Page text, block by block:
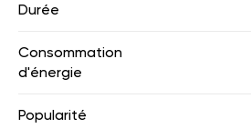
Durée
Consommation
d'énergie
Popularité